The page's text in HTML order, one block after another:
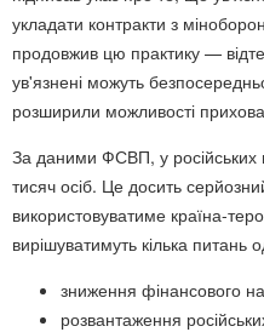
укладати контракти з
продовжив цю практику —
ув'язнені можуть
розширили можливості
За даними ФСВП, у російських
тисяч осіб. Це досить
використовуватиме країна-
вирішуватимуть кілька питань
зниження фінансового
розвантаження